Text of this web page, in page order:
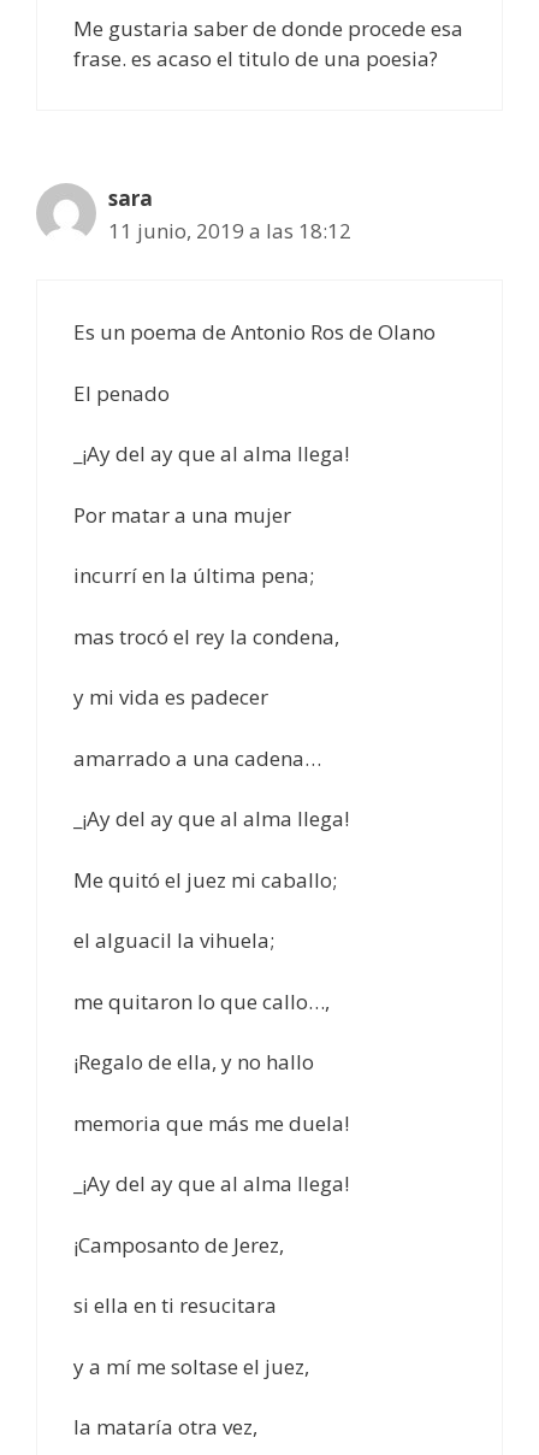
Me gustaria saber de donde procede esa
frase. es acaso el titulo de una poesia?
sara
11 junio, 2019 a las 18:12
Es un poema de Antonio Ros de Olano
El penado
_¡Ay del ay que al alma llega!
Por matar a una mujer
incurrí en la última pena;
mas trocó el rey la condena,
y mi vida es padecer
amarrado a una cadena…
_¡Ay del ay que al alma llega!
Me quitó el juez mi caballo;
el alguacil la vihuela;
me quitaron lo que callo…,
¡Regalo de ella, y no hallo
memoria que más me duela!
_¡Ay del ay que al alma llega!
¡Camposanto de Jerez,
si ella en ti resucitara
y a mí me soltase el juez,
la mataría otra vez,